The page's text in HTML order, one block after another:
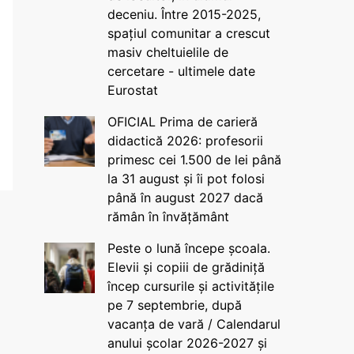
deceniu. Între 2015-2025,
spațiul comunitar a crescut
masiv cheltuielile de
cercetare - ultimele date
Eurostat
OFICIAL Prima de carieră
didactică 2026: profesorii
primesc cei 1.500 de lei până
la 31 august și îi pot folosi
până în august 2027 dacă
rămân în învățământ
Peste o lună începe școala.
Elevii și copiii de grădiniță
încep cursurile și activitățile
pe 7 septembrie, după
vacanța de vară / Calendarul
anului școlar 2026-2027 și